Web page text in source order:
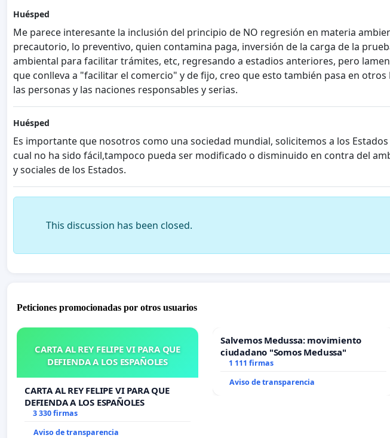
Huésped
Me parece interesante la inclusión del principio de NO regresión en materia
precautorio, lo preventivo, quien contamina paga, inversión de la carga de la
ambiental para facilitar trámites, etc, regresando a estadios anteriores, pero
que conlleva a "facilitar el comercio" y de fijo, creo que esto también pasa en
las personas y las naciones responsables y serias.
Huésped
Es importante que nosotros como una sociedad mundial, solicitemos a los
cual no ha sido fácil,tampoco pueda ser modificado o disminuido en contra del
y sociales de los Estados.
This discussion has been closed.
Peticiones promocionadas por otros usuarios
CARTA AL REY FELIPE VI PARA QUE
DEFIENDA A LOS ESPAÑOLES
CARTA AL REY FELIPE VI PARA QUE
DEFIENDA A LOS ESPAÑOLES
3 330 firmas
Aviso de transparencia
Salvemos Medussa: movimiento
ciudadano "Somos Medussa"
1 111 firmas
Aviso de transparencia